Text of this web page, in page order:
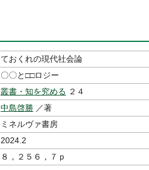
ておくれの現代社会論
〇〇と□□ロジー
叢書・知を究める ２４
中島啓勝 ／著
ミネルヴァ書房
2024.2
８，２５６，７ｐ